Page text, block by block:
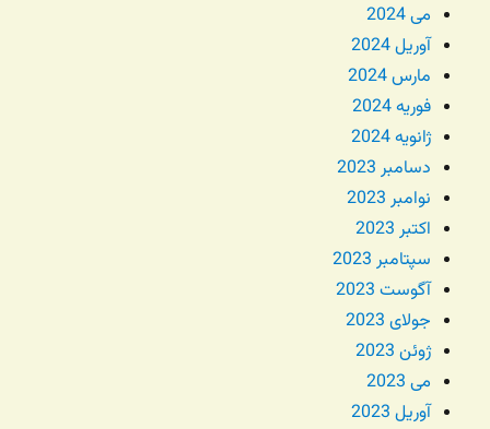
می 2024
آوریل 2024
مارس 2024
فوریه 2024
ژانویه 2024
دسامبر 2023
نوامبر 2023
اکتبر 2023
سپتامبر 2023
آگوست 2023
جولای 2023
ژوئن 2023
می 2023
آوریل 2023